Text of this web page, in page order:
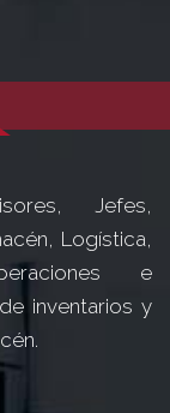
Jefes,
Logística,
e
inventarios y